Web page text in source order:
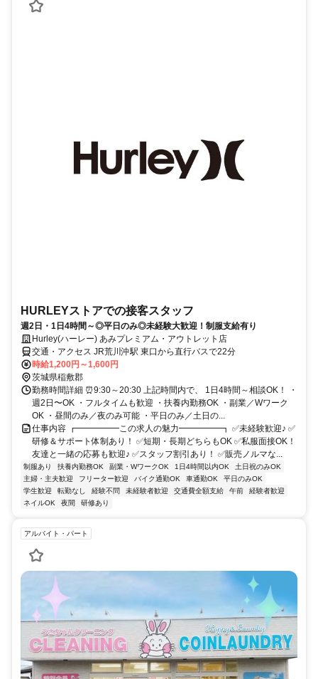
HURLEYストアでの接客スタッフ
週2日・1日4時間～◎平日のみ◎未経験大歓迎！制服支給有り
Hurley(ハーレー) あみプレミアム・アウトレット店
交通・アクセス JR荒川沖駅 東口から直行バスで22分
時給1,200円～1,600円
茨城県稲敷郡
勤務時間詳細 ⏰9:30～20:30 上記時間内で、 1日4時間～相談OK！ ・
週2日〜OK ・フルタイムも歓迎 ・扶養内勤務OK ・副業／Wワーク
OK ・昼間のみ／夜のみ可能 ・平日のみ／土日の...
仕事内容 ┏━━━━━この求人の魅力━━━━━┓ ✅未経験歓迎♪ ✅
研修＆サポート体制あり！ ✅短期・長期どちらもOK ✅私服面接OK！
友達と一緒の応募も歓迎♪ ✅スタッフ割引あり！ ✅販売ノルマな...
制服あり 扶養内勤務OK 副業・WワークOK 1日4時間以内OK
土日祝のみOK
主婦・主夫歓迎
フリーター歓迎 バイク通勤OK 車通勤OK
平日のみOK
学生歓迎
転勤なし 経験不問 未経験者歓迎 交通費全額支給 午前
経験者歓迎
ネイルOK
夜間 研修あり
アルバイト・パート